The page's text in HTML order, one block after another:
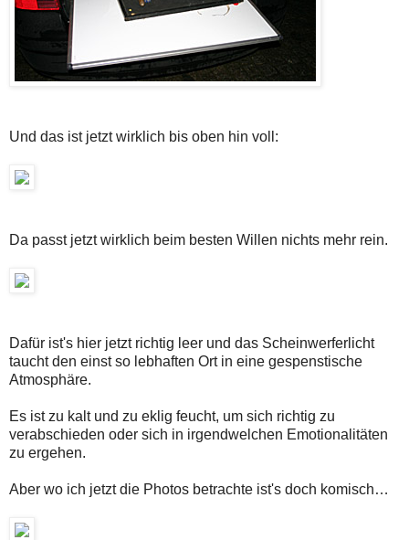
Und das ist jetzt wirklich bis oben hin voll:
Da passt jetzt wirklich beim besten Willen nichts mehr rein.
Dafür ist's hier jetzt richtig leer und das Scheinwerferlicht
taucht den einst so lebhaften Ort in eine gespenstische
Atmosphäre.
Es ist zu kalt und zu eklig feucht, um sich richtig zu
verabschieden oder sich in irgendwelchen Emotionalitäten
zu ergehen.
Aber wo ich jetzt die Photos betrachte ist's doch komisch…